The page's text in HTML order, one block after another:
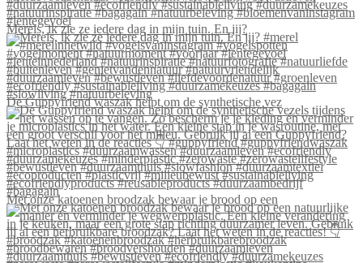
Merels, ik zie ze iedere dag in mijn tuin. En jij?
De Guppyfriend waszak helpt om de synthetische vez
Met onze katoenen broodzak bewaar je brood op een